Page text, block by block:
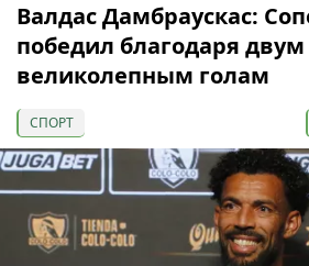
Валдас Дамбраускас:
победил благодаря двум
великолепным голам
СПОРТ